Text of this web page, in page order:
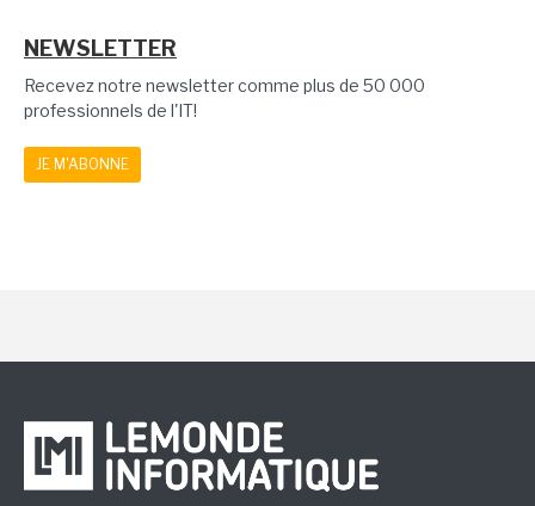
NEWSLETTER
Recevez notre newsletter comme plus de 50 000
professionnels de l'IT!
JE M'ABONNE